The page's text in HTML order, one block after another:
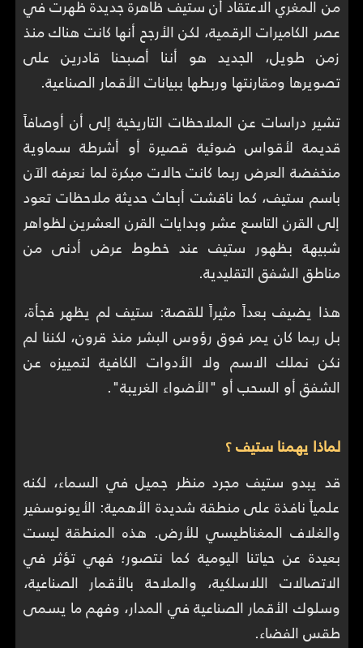
من المغري الاعتقاد أن ستيف ظاهرة جديدة ظهرت في
عصر الكاميرات الرقمية، لكن الأرجح أنها كانت هناك منذ
زمن طويل، الجديد هو أننا أصبحنا قادرين على
تصويرها ومقارنتها وربطها ببيانات الأقمار الصناعية.
تشير دراسات عن الملاحظات التاريخية إلى أن أوصافاً
قديمة لأقواس ضوئية قصيرة أو أشرطة سماوية
منخفضة العرض ربما كانت حالات مبكرة لما نعرفه الآن
باسم ستيف، كما ناقشت أبحاث حديثة ملاحظات تعود
إلى القرن التاسع عشر وبدايات القرن العشرين لظواهر
شبيهة بظهور ستيف عند خطوط عرض أدنى من
مناطق الشفق التقليدية.
هذا يضيف بعداً مثيراً للقصة: ستيف لم يظهر فجأة،
بل ربما كان يمر فوق رؤوس البشر منذ قرون، لكننا لم
نكن نملك الاسم ولا الأدوات الكافية لتمييزه عن
الشفق أو السحب أو "الأضواء الغريبة".
لماذا يهمنا ستيف ؟
قد يبدو ستيف مجرد منظر جميل في السماء، لكنه
علمياً نافذة على منطقة شديدة الأهمية: الأيونوسفير
والغلاف المغناطيسي للأرض. هذه المنطقة ليست
بعيدة عن حياتنا اليومية كما نتصور؛ فهي تؤثر في
الاتصالات اللاسلكية، والملاحة بالأقمار الصناعية،
وسلوك الأقمار الصناعية في المدار، وفهم ما يسمى
طقس الفضاء.